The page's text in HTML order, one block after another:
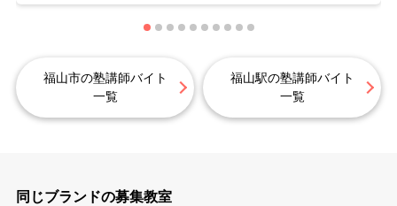
福山市の塾講師バイト
一覧
福山駅の塾講師バイト
一覧
同じブランドの募集教室